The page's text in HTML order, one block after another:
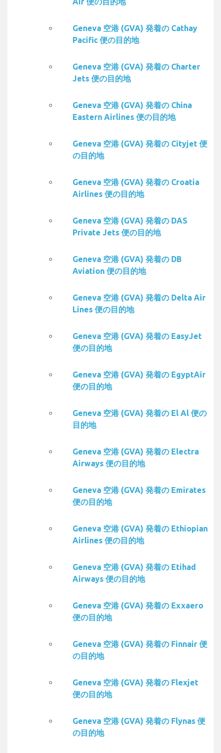
Geneva 空港 (GVA) 発着の Cathay
Pacific 便の目的地
Geneva 空港 (GVA) 発着の Charter
Jets 便の目的地
Geneva 空港 (GVA) 発着の China
Eastern Airlines 便の目的地
Geneva 空港 (GVA) 発着の Cityjet 便
の目的地
Geneva 空港 (GVA) 発着の Croatia
Airlines 便の目的地
Geneva 空港 (GVA) 発着の DAS
Private Jets 便の目的地
Geneva 空港 (GVA) 発着の DB
Aviation 便の目的地
Geneva 空港 (GVA) 発着の Delta Air
Lines 便の目的地
Geneva 空港 (GVA) 発着の EasyJet
便の目的地
Geneva 空港 (GVA) 発着の EgyptAir
便の目的地
Geneva 空港 (GVA) 発着の El Al 便の
目的地
Geneva 空港 (GVA) 発着の Electra
Airways 便の目的地
Geneva 空港 (GVA) 発着の Emirates
便の目的地
Geneva 空港 (GVA) 発着の Ethiopian
Airlines 便の目的地
Geneva 空港 (GVA) 発着の Etihad
Airways 便の目的地
Geneva 空港 (GVA) 発着の Exxaero
便の目的地
Geneva 空港 (GVA) 発着の Finnair 便
の目的地
Geneva 空港 (GVA) 発着の Flexjet
便の目的地
Geneva 空港 (GVA) 発着の Flynas 便
の目的地